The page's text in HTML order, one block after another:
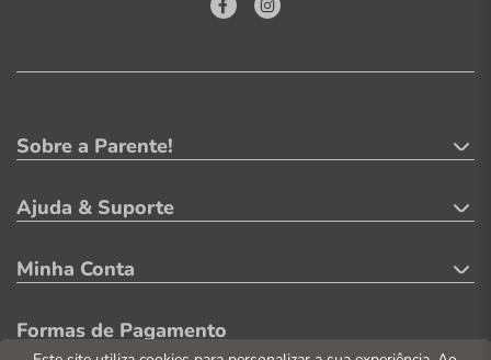
Sobre a Parente!
Ajuda & Suporte
Minha Conta
Formas de Pagamento